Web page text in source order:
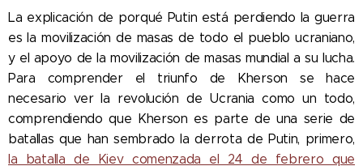
La explicación de porqué Putin está perdiendo la guerra
es la movilización de masas de todo el pueblo ucraniano,
y el apoyo de la movilización de masas mundial a su lucha.
Para comprender el triunfo de Kherson se hace
necesario ver la revolución de Ucrania como un todo,
comprendiendo que Kherson es parte de una serie de
batallas que han sembrado la derrota de Putin, primero,
la batalla de Kiev comenzada el 24 de febrero que